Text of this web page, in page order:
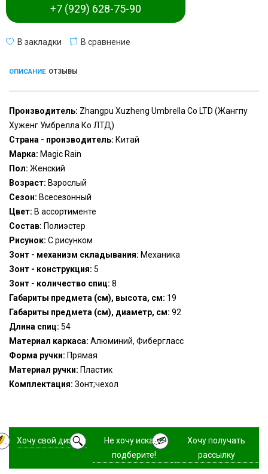
+7 (929) 628-75-90
В закладки В сравнение
ОПИСАНИЕ ОТЗЫВЫ
Производитель: Zhangpu Xuzheng Umbrella Co LTD (Жангпу
Хуженг Умбрелла Ко ЛТД)
Страна - производитель: Китай
Марка: Magic Rain
Пол: Женский
Возраст: Взрослый
Сезон: Всесезонный
Цвет: В ассортименте
Состав: Полиэстер
Рисунок: С рисунком
Зонт - механизм складывания: Механика
Зонт - конструкция: 5
Зонт - количество спиц: 8
Габариты предмета (см), высота, см: 19
Габариты предмета (см), диаметр, см: 92
Длина спиц: 54
Материал каркаса: Алюминий, Фибергласс
Форма ручки: Прямая
Материал ручки: Пластик
Комплектация: Зонт;чехол
Хочу свой дизайн
Не хочу искать,
подберите!
Хочу получать
рассылку